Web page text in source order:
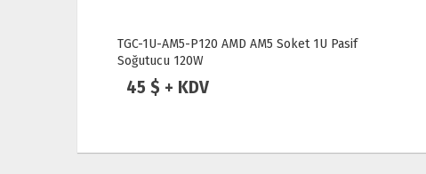
TGC-1U-AM5-P120 AMD AM5 Soket 1U Pasif
Soğutucu 120W
45 $ + KDV